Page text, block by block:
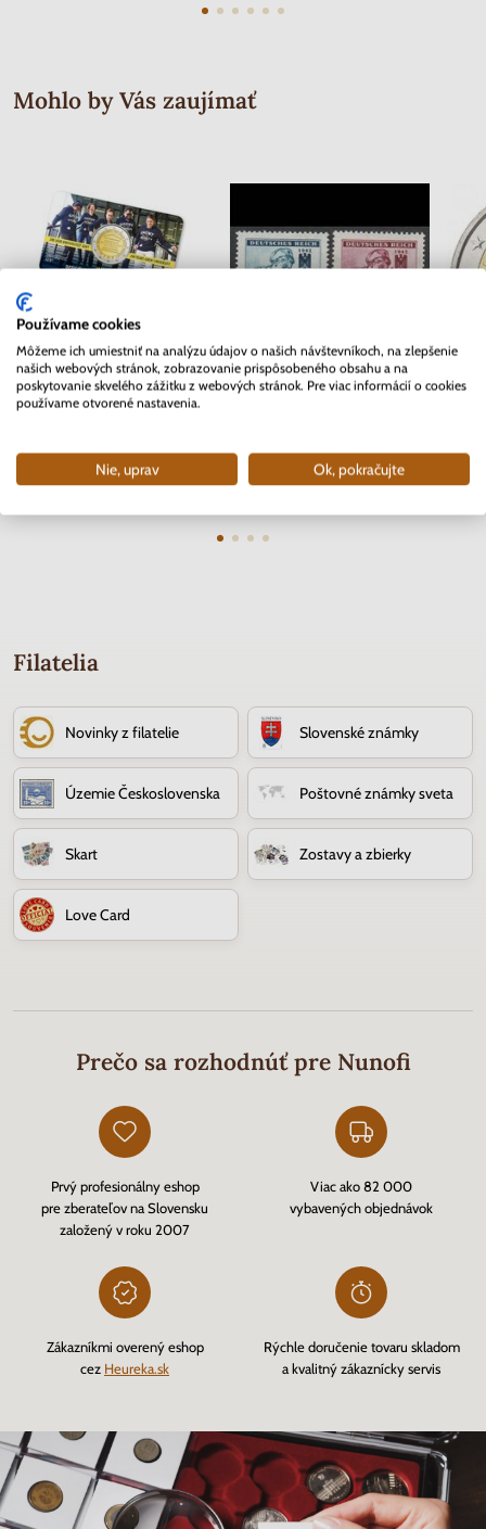
Mohlo by Vás zaujímať
2 EURO Belgicko 2017 -
Skladom
10.90 €
Skladom
2 ks
0.40 €
Filatelia
Novinky z filatelie Slovenské známky
Územie Československa Poštovné známky sveta
Skart Zostavy a zbierky
Love Card
Prečo sa rozhodnúť pre Nunofi
Prvý profesionálny eshop
pre zberateľov na Slovensku
založený v roku 2007
Viac ako 82 000
vybavených objednávok
Zákazníkmi overený eshop
cez Heureka.sk
Rýchle doručenie tovaru skladom
a kvalitný zákaznícky servis
Používame cookies
Môžeme ich umiestniť na analýzu údajov o našich návštevníkoch, na zlepšenie
našich webových stránok, zobrazovanie prispôsobeného obsahu a na
poskytovanie skvelého zážitku z webových stránok. Pre viac informácií o cookies
používame otvorené nastavenia.
Nie, uprav Ok, pokračujte